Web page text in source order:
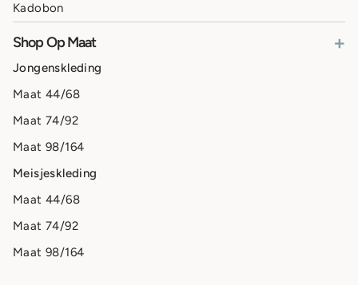
Kadobon
Shop Op Maat +
Jongenskleding
Maat 44/68
Maat 74/92
Maat 98/164
Meisjeskleding
Maat 44/68
Maat 74/92
Maat 98/164